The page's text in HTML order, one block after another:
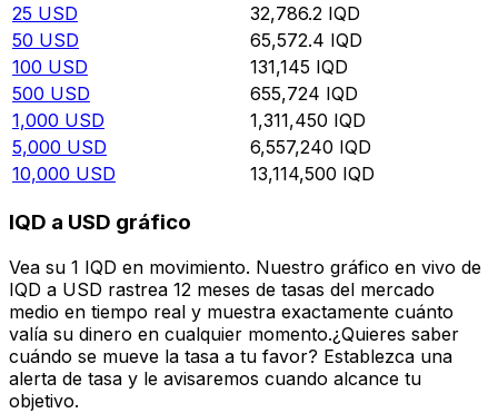
25 USD 32,786.2 IQD
50 USD 65,572.4 IQD
100 USD 131,145 IQD
500 USD 655,724 IQD
1,000 USD 1,311,450 IQD
5,000 USD 6,557,240 IQD
10,000 USD 13,114,500 IQD
IQD a USD gráfico
Vea su 1 IQD en movimiento. Nuestro gráfico en vivo de
IQD a USD rastrea 12 meses de tasas del mercado
medio en tiempo real y muestra exactamente cuánto
valía su dinero en cualquier momento.¿Quieres saber
cuándo se mueve la tasa a tu favor? Establezca una
alerta de tasa y le avisaremos cuando alcance tu
objetivo.